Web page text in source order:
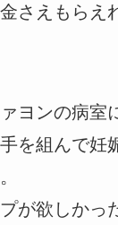
さえもらえ
ヨンの病室
を組んで妊
が欲しかっ